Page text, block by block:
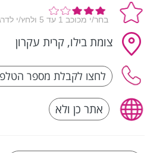
צומת בילו, קרית עקרון
אתר כן ולא